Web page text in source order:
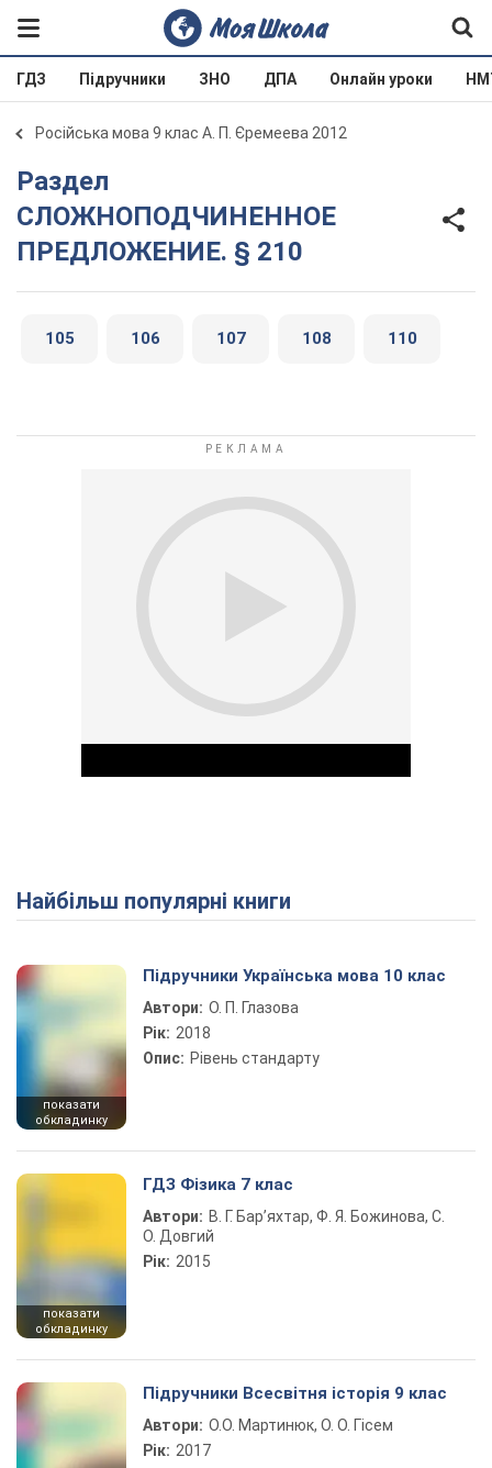
ГДЗ Підручники ЗНО ДПА Онлайн уроки
Російська мова 9 клас А. П. Єремеева 2012
Раздел
СЛОЖНОПОДЧИНЕННОЕ
ПРЕДЛОЖЕНИЕ. § 210
105 106 107 108 110
Play Video
Найбільш популярні книги
показати
обкладинку
Підручники Українська мова 10 клас
Автори: О. П. Глазова
Рік: 2018
Опис: Рівень стандарту
показати
обкладинку
ГДЗ Фізика 7 клас
Автори: В. Г. Бар’яхтар, Ф. Я. Божинова, С.
О. Довгий
Рік: 2015
Підручники Всесвітня історія 9 клас
Автори: О.О. Мартинюк, О. О. Гісем
Рік: 2017